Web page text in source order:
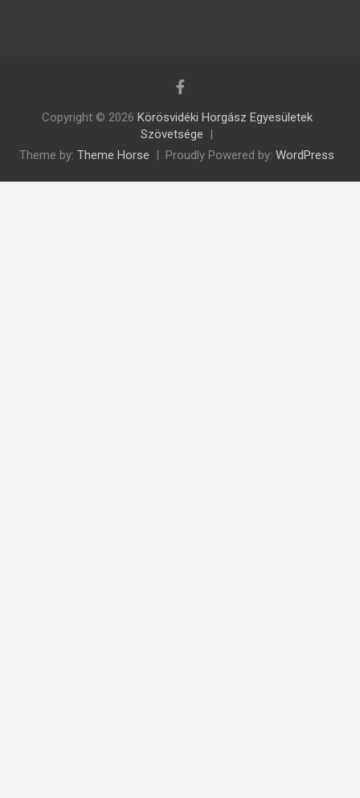
Copyright © 2026 Körösvidéki Horgász Egyesületek
Szövetsége
Theme by: Theme Horse Proudly Powered by: WordPress